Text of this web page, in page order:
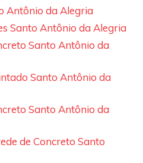
Antônio da Alegria
Santo Antônio da Alegria
Santo Antônio da
Santo Antônio da
Santo Antônio da
de Concreto Santo